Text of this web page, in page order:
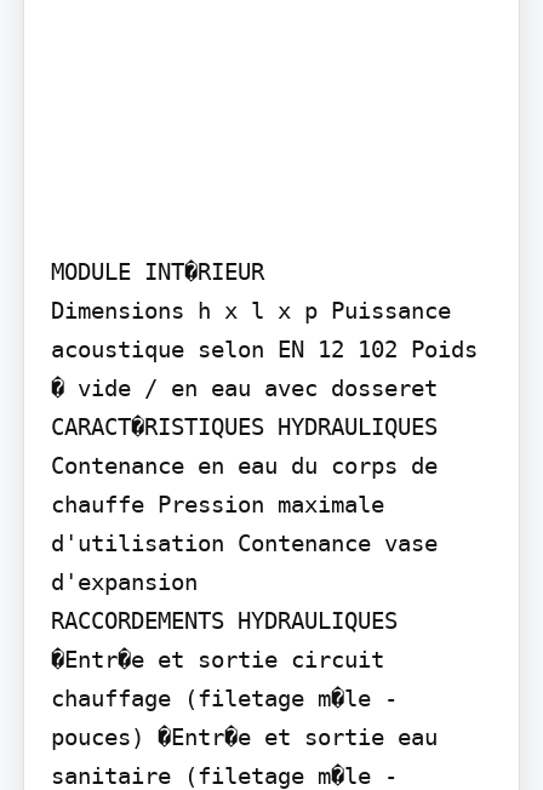
MODULE INT�RIEUR
Dimensions h x l x p Puissance
acoustique selon EN 12 102 Poids
� vide / en eau avec dosseret
CARACT�RISTIQUES HYDRAULIQUES
Contenance en eau du corps de
chauffe Pression maximale
d'utilisation Contenance vase
d'expansion
RACCORDEMENTS HYDRAULIQUES
�Entr�e et sortie circuit
chauffage (filetage m�le -
pouces) �Entr�e et sortie eau
sanitaire (filetage m�le -